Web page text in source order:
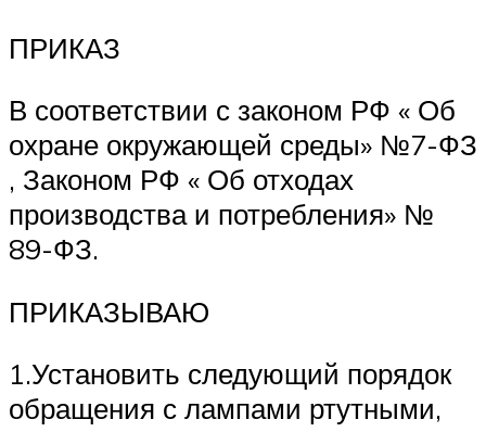
ПРИКАЗ
В соответствии с законом РФ « Об
охране окружающей среды» №7-ФЗ
, Законом РФ « Об отходах
производства и потребления» №
89-ФЗ.
ПРИКАЗЫВАЮ
1.Установить следующий порядок
обращения с лампами ртутными,